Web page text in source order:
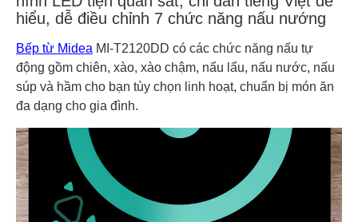
hiểu, dễ điều chỉnh 7 chức năng nấu nướng
Bếp từ Midea MI-T2120DD có các chức năng nấu tự
động gồm chiên, xào, xào chậm, nấu lẩu, nấu nước, nấu
súp và hầm cho bạn tùy chọn linh hoạt, chuẩn bị món ăn
đa dạng cho gia đình.